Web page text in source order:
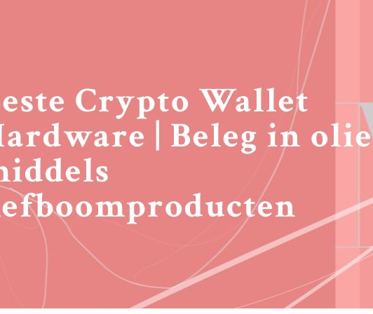
Crypto Wallet
| Beleg in olie